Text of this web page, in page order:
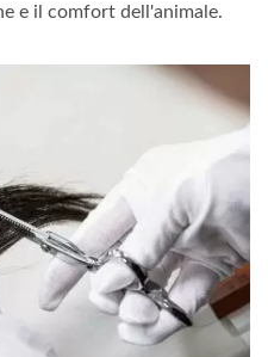
e il comfort dell'animale.